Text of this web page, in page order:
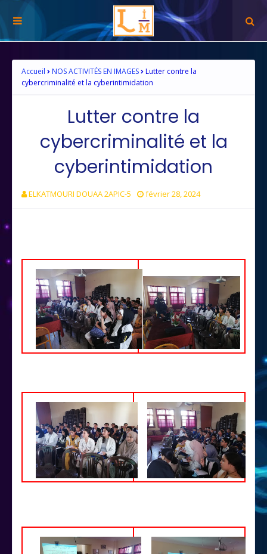
Accueil NOS ACTIVITÉS EN IMAGES
Lutter contre la
cybercriminalité et la cyberintimidation
Lutter contre la
cybercriminalité et la
cyberintimidation
ELKATMOURI DOUAA 2APIC-5 février 28, 2024